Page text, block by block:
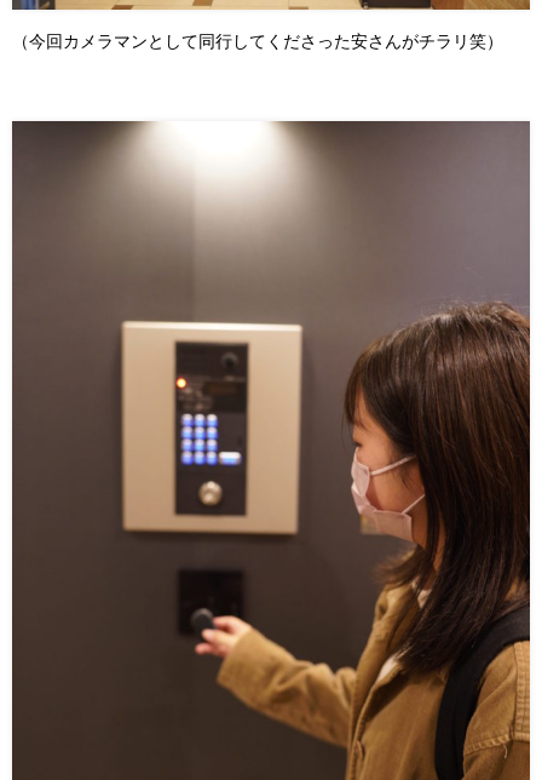
（今回カメラマンとして同行してくださった安さんがチラリ笑）